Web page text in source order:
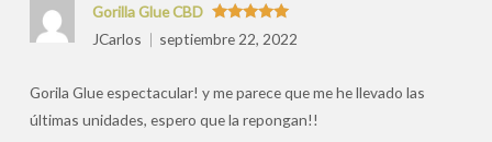
Valorado
con5de 5
Gorilla Glue CBD
JCarlos
septiembre 22, 2022
Gorila Glue espectacular! y me parece que me he llevado las
últimas unidades, espero que la repongan!!